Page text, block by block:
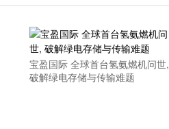
宝盈国际 全球首台氢氨燃机问世,
破解绿电存储与传输难题